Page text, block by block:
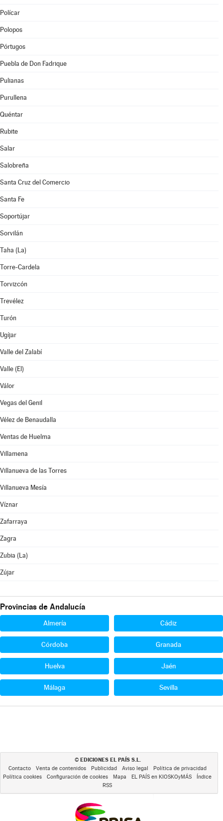
Polícar
Polopos
Pórtugos
Puebla de Don Fadrique
Pulianas
Purullena
Quéntar
Rubite
Salar
Salobreña
Santa Cruz del Comercio
Santa Fe
Soportújar
Sorvilán
Taha (La)
Torre-Cardela
Torvizcón
Trevélez
Turón
Ugíjar
Valle del Zalabí
Valle (El)
Válor
Vegas del Genil
Vélez de Benaudalla
Ventas de Huelma
Villamena
Villanueva de las Torres
Villanueva Mesía
Víznar
Zafarraya
Zagra
Zubia (La)
Zújar
Provincias de Andalucía
Almería Cádiz
Córdoba Granada
Huelva Jaén
Málaga Sevilla
© EDICIONES EL PAÍS S.L.
Contacto Venta de contenidos Publicidad Aviso legal
Política de privacidad
Política cookies
Configuración de cookies Mapa EL PAÍS en KIOSKOyMÁS
Índice
RSS